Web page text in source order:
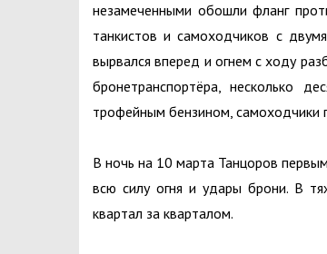
незамеченными обошли фланг
танкистов и самоходчиков с
вырвался вперед и огнем с ходу
бронетранспортёра, несколько
трофейным бензином, самоходчики
В ночь на 10 марта Танцоров
всю силу огня и удары брони. В
квартал за кварталом.